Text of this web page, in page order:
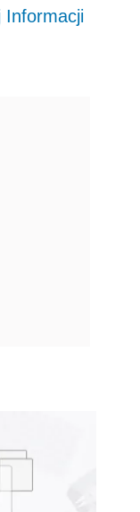
Informacji